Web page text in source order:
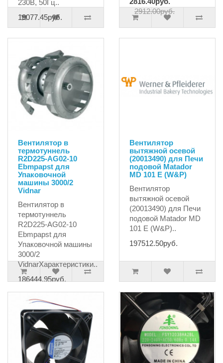
230В, 50Гц..
19077.45руб.
2912.00руб.
Вентилятор в
термотуннель
R2D225-AG02-10
Ebmpapst для
Упаковочной
машины 3000/2
Vidnar
Вентилятор в
термотуннель
R2D225-AG02-10
Ebmpapst для
Упаковочной машины
3000/2
VidnarХарактеристики..
186444.95руб.
Вентилятор
вытяжной осевой
(20013490) для Печи
подовой Matador
MD 101 E (W&P)
Вентилятор
вытяжной осевой
(20013490) для Печи
подовой Matador MD
101 E (W&P)..
197512.50руб.